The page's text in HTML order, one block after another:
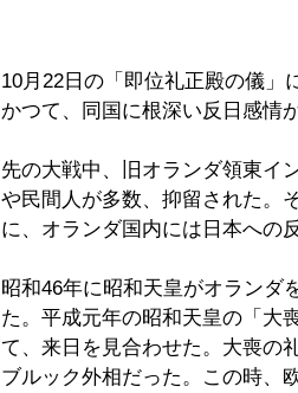
10月22日の「即位礼正殿の儀」
かつて、同国に根深い反日感情
先の大戦中、旧オランダ領東イ
や民間人が多数、抑留された。
に、オランダ国内には日本への
昭和46年に昭和天皇がオランダ
た。平成元年の昭和天皇の「大
て、来日を見合わせた。大喪の
ブルック外相だった。この時、